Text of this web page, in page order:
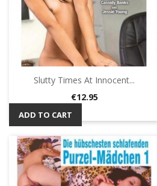
Slutty Times At Innocent...
Price
€12.95
ADD TO CART